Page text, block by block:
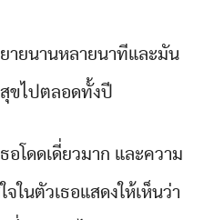
ยนานหลายนาทีและมัน
ขไปตลอดทั้งปี
อโดดเดี่ยวมาก และความ
จในตัวเธอแสดงให้เห็นว่า